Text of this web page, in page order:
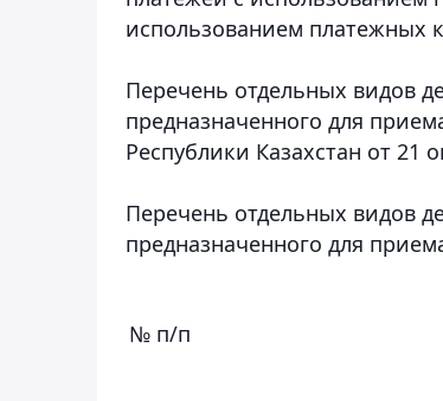
использованием платежных
Перечень отдельных видов
предназначенного для
Республики Казахстан от 21
Перечень отдельных видов
предназначенного для
№ п/п